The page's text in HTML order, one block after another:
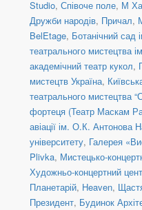
Studio, Співоче поле, М
Дружби народів, Причал,
BelEtage, Ботанічний сад
театрального мистецтва
академічний театр кукол,
мистецтв Україна,
театрального мистецтва
фортеця (Театр Маскам
авіації ім. О.К. Антонова
університету, Галерея
Plivka, Мистецько-
Художньо-концертний
Планетарій, Heaven,
Президент, Будинок